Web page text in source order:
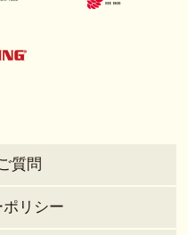
質問
リシー